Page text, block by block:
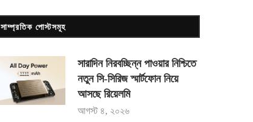
সাম্প্রতিক পোস্টসমূহ
সারাদিন নিরবচ্ছিন্ন পাওয়ার নিশ্চিতে
নতুন সি-সিরিজ স্মার্টফোন নিয়ে
আসছে রিয়েলমি
আগস্ট ৪, ২০২৬